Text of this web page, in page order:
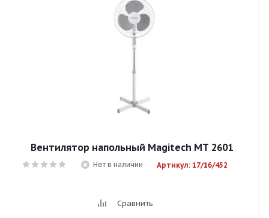
Вентилятор напольный Magitech MT 2601
Нет в наличии Артикул: 17/16/452
Сравнить